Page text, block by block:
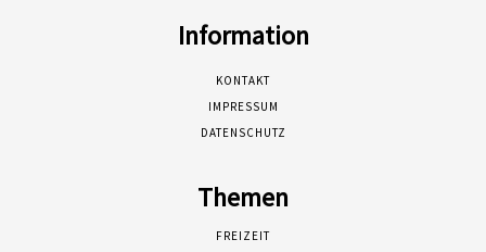
Information
KONTAKT
IMPRESSUM
DATENSCHUTZ
Themen
FREIZEIT